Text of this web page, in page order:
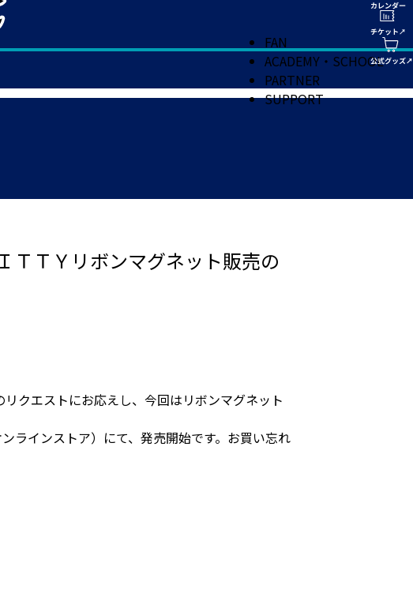
FAN
ACADEMY・SCHOOL
PARTNER
SUPPORT
ＴＴＹリボンマグネット販売の
クエストにお応えし、今回はリボンマグネット
ラインストア）にて、発売開始です。お買い忘れ